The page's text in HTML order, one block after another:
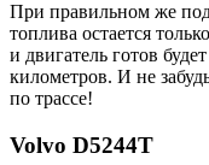
При правильном же
топлива остается
и двигатель готов
километров. И не
по трассе!
Volvo D5244T